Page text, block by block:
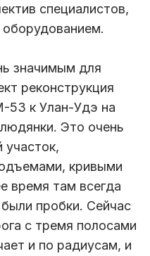
специалистов,
значимым для
реконструкция
53 к Улан-Удэ на
Это очень
кривыми
время там всегда
пробки. Сейчас
с тремя полосами
и по радиусам, и